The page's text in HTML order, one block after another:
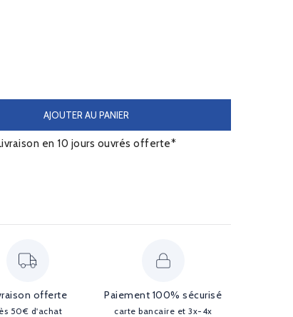
AJOUTER AU PANIER
en 10 jours ouvrés offerte*
offerte
50€ d'achat
Paiement 100% sécurisé
carte bancaire et 3x-4x